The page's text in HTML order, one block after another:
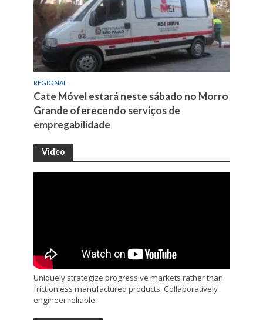
REGIONAL
Cate Móvel estará neste sábado no Morro
Grande oferecendo serviços de
empregabilidade
Video
Uniquely strategize progressive markets rather than
frictionless manufactured products. Collaboratively
engineer reliable.